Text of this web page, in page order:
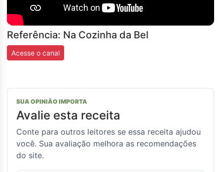
Referência: Na Cozinha da Bel
Acesse o canal
SUA OPINIÃO IMPORTA
Avalie esta receita
Conte para outros leitores se essa receita ajudou
você. Sua avaliação melhora as recomendações
do site.